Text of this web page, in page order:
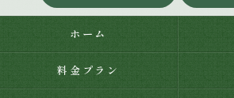
ホーム
料金プラン